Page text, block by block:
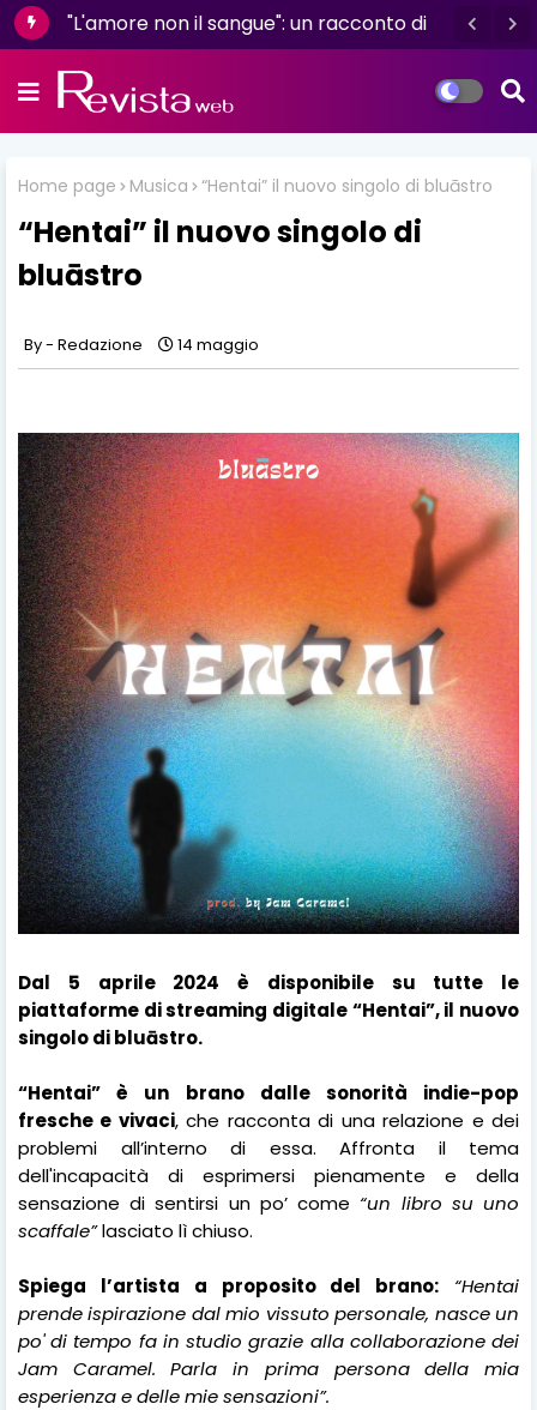
"L'amore non il sangue": un racconto di
Luisa D'Amico
Home page Musica “Hentai” il nuovo singolo di bluāstro
“Hentai” il nuovo singolo di
bluāstro
Redazione 14 maggio
Dal 5 aprile 2024 è disponibile su tutte le
piattaforme di streaming digitale “Hentai”, il nuovo
singolo di bluāstro.
“Hentai” è un brano dalle sonorità indie-pop
fresche e vivaci, che racconta di una relazione e dei
problemi all’interno di essa. Affronta il tema
dell'incapacità di esprimersi pienamente e della
sensazione di sentirsi un po’ come “un libro su uno
scaffale”lasciato lì chiuso.
Spiega l’artista a proposito del brano:
“Hentai
prende ispirazione dal mio vissuto personale, nasce un
po' di tempo fa in studio grazie alla collaborazione dei
Jam Caramel. Parla in prima persona della mia
esperienza e delle mie sensazioni”.